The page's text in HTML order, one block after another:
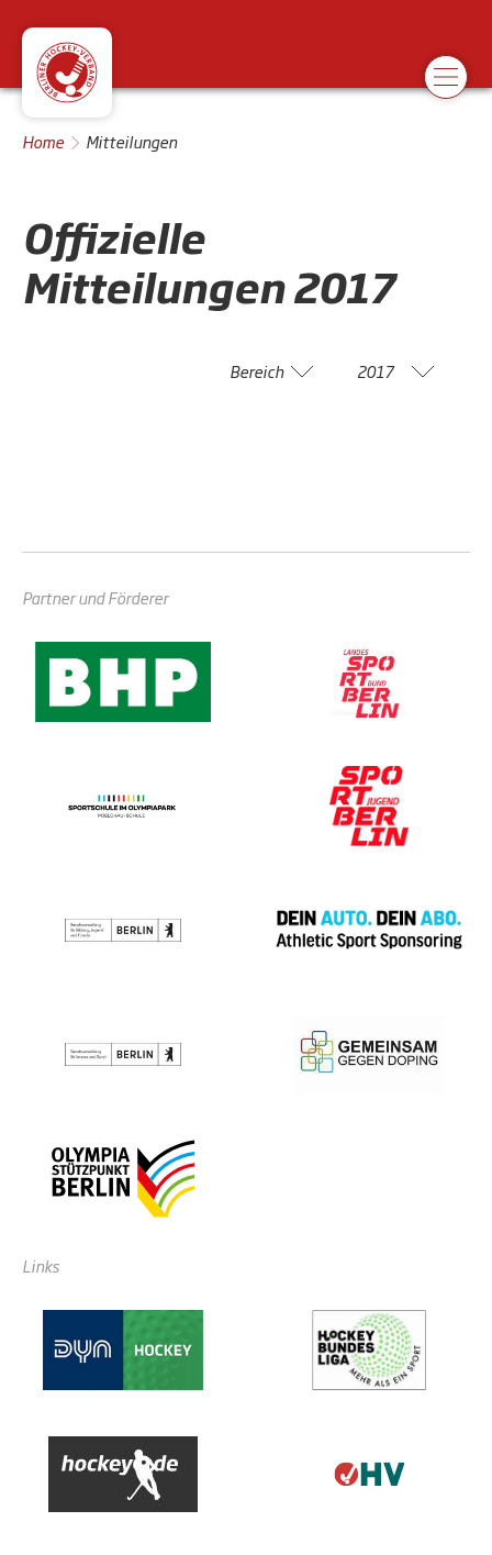
Home Mitteilungen
Offizielle
Mitteilungen2017
Bereich 2017
Partner und Förderer
Links